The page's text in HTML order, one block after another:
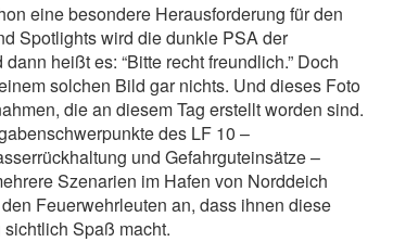
eine besondere Herausforderung für den
Spotlights wird die dunkle PSA der
heißt es: “Bitte recht freundlich.” Doch
solchen Bild gar nichts. Und dieses Foto
die an diesem Tag erstellt worden sind.
des LF 10 –
und Gefahrguteinsätze –
Szenarien im Hafen von Norddeich
Feuerwehrleuten an, dass ihnen diese
Spaß macht.